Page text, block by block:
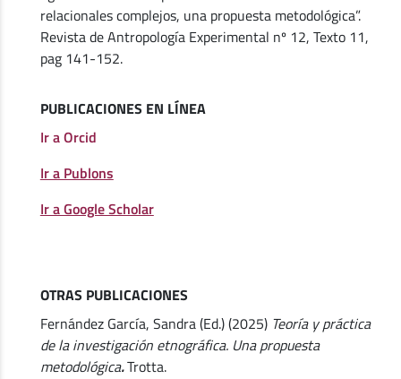
relacionales complejos, una propuesta metodológica”.
Revista de Antropología Experimental nº 12, Texto 11,
pag 141-152.
PUBLICACIONES EN LÍNEA
Ir a Orcid
Ir a Publons
Ir a Google Scholar
OTRAS PUBLICACIONES
Fernández García, Sandra (Ed.) (2025) Teoría y práctica
de la investigación etnográfica. Una propuesta
metodológica.Trotta.